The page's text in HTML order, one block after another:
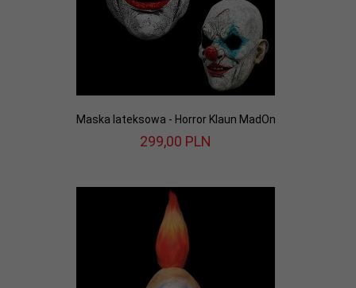
Maska lateksowa - Horror Klaun MadOn
299,00 PLN